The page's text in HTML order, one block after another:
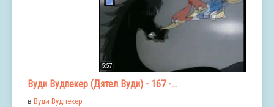
5:57
Вуди Вудпекер (Дятел Вуди) - 167 -...
в Вуди Вудпекер